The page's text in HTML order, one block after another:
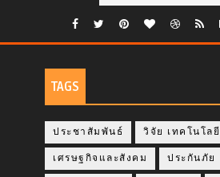
TAGS
ประชาสัมพันธ์ วิจัย เทคโนโล
เศรษฐกิจและสังคม ประกันภัย